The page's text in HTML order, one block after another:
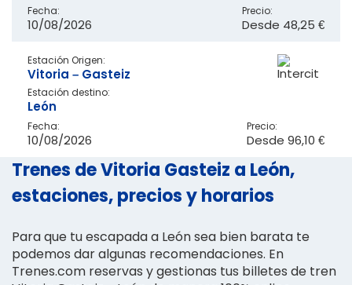
Fecha:
10/08/2026
Precio:
Desde 48,25 €
Estación Origen:
Vitoria – Gasteiz
Estación destino:
León
Fecha:
10/08/2026
Precio:
Desde 96,10 €
Trenes de Vitoria Gasteiz a León,
estaciones, precios y horarios
Para que tu escapada a León sea bien barata te
podemos dar algunas recomendaciones. En
Trenes.com reservas y gestionas tus billetes de tren